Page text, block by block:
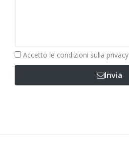
Obbligatorio
Accetto le condizioni sulla privacy
Invia